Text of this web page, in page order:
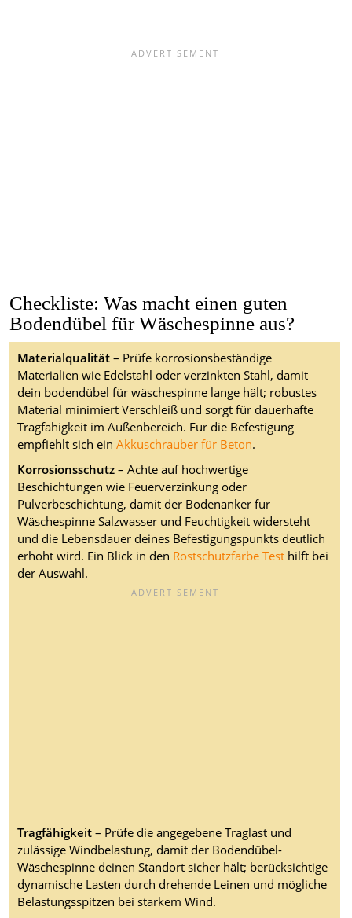
Checkliste: Was macht einen guten
Bodendübel für Wäschespinne aus?
Materialqualität– Prüfe korrosionsbeständige
Materialien wie Edelstahl oder verzinkten Stahl, damit
dein bodendübel für wäschespinne lange hält; robustes
Material minimiert Verschleiß und sorgt für dauerhafte
Tragfähigkeit im Außenbereich. Für die Befestigung
empfiehlt sich ein Akkuschrauber für Beton.
Korrosionsschutz– Achte auf hochwertige
Beschichtungen wie Feuerverzinkung oder
Pulverbeschichtung, damit der Bodenanker für
Wäschespinne Salzwasser und Feuchtigkeit widersteht
und die Lebensdauer deines Befestigungspunkts deutlich
erhöht wird. Ein Blick in den Rostschutzfarbe Test hilft bei
der Auswahl.
Tragfähigkeit– Prüfe die angegebene Traglast und
zulässige Windbelastung, damit der Bodendübel-
Wäschespinne deinen Standort sicher hält; berücksichtige
dynamische Lasten durch drehende Leinen und mögliche
Belastungsspitzen bei starkem Wind.